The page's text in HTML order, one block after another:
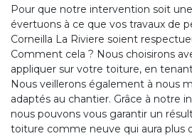
Pour que notre intervention soit
évertuons à ce que vos travaux de
Corneilla La Riviere soient
Comment cela ? Nous choisirons
appliquer sur votre toiture, en
Nous veillerons également à nous
adaptés au chantier. Grâce à notre
nous pouvons vous garantir un
toiture comme neuve qui aura plus